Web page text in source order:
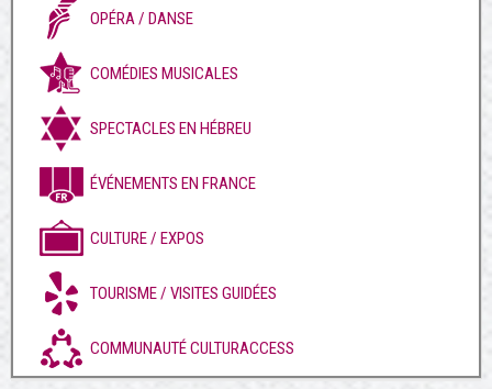
OPÉRA / DANSE
COMÉDIES MUSICALES
SPECTACLES EN HÉBREU
ÉVÉNEMENTS EN FRANCE
CULTURE / EXPOS
TOURISME / VISITES GUIDÉES
COMMUNAUTÉ CULTURACCESS